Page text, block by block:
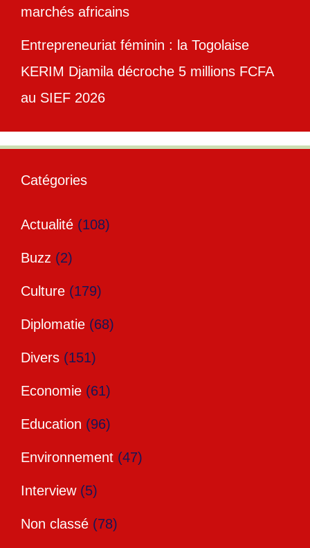
marchés africains
Entrepreneuriat féminin : la Togolaise
KERIM Djamila décroche 5 millions FCFA
au SIEF 2026
Catégories
Actualité (108)
Buzz (2)
Culture (179)
Diplomatie (68)
Divers (151)
Economie (61)
Education (96)
Environnement (47)
Interview(5)
Non classé (78)